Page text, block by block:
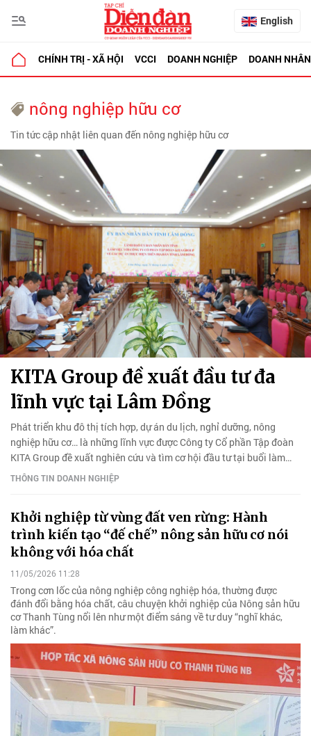
English
CHÍNH TRỊ - XÃ HỘI VCCI DOANH NGHIỆP DOANH NHÂN
nông nghiệp hữu cơ
Tin tức cập nhật liên quan đến nông nghiệp hữu cơ
KITA Group đề xuất đầu tư đa
lĩnh vực tại Lâm Đồng
Phát triển khu đô thị tích hợp, dự án du lịch, nghỉ dưỡng, nông
nghiệp hữu cơ… là những lĩnh vực được Công ty Cổ phần Tập đoàn
KITA Group đề xuất nghiên cứu và tìm cơ hội đầu tư tại buổi làm
việc với UBND tỉnh Lâm Đồng diễn ra vào ngày 11/6.
THÔNG TIN DOANH NGHIỆP
Khởi nghiệp từ vùng đất ven rừng: Hành
trình kiến tạo “đế chế” nông sản hữu cơ nói
không với hóa chất
11/05/2026 11:28
Trong cơn lốc của nông nghiệp công nghiệp hóa, thường được
đánh đổi bằng hóa chất, câu chuyện khởi nghiệp của Nông sản hữu
cơ Thanh Tùng nổi lên như một điểm sáng về tư duy “nghĩ khác,
làm khác”.